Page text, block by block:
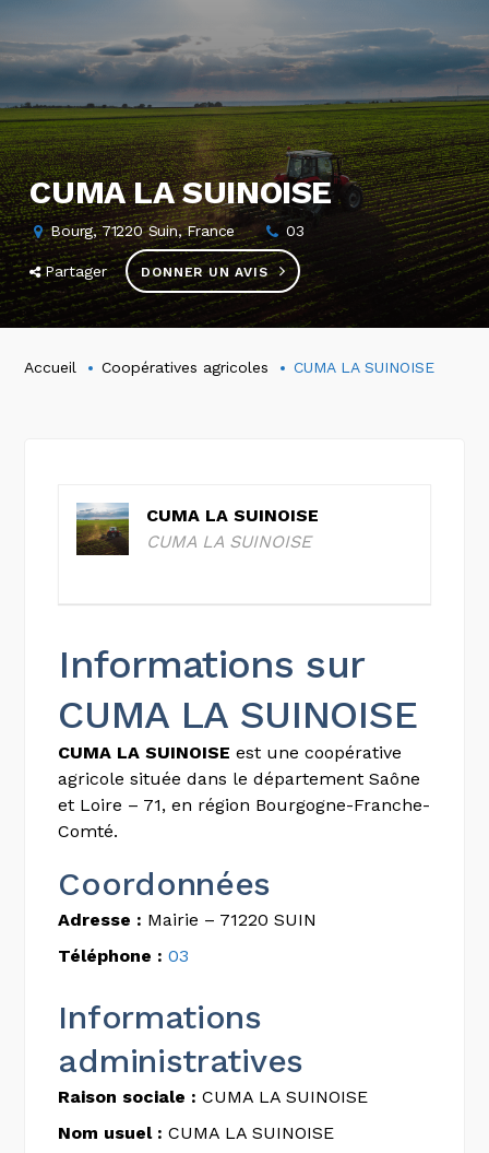
CUMA LA SUINOISE
Bourg, 71220 Suin, France 03
Partager DONNER UN AVIS
Accueil Coopératives agricoles CUMA LA SUINOISE
CUMA LA SUINOISE
CUMA LA SUINOISE
Informations sur
CUMA LA SUINOISE
CUMA LA SUINOISE est une coopérative
agricole située dans le département Saône
et Loire – 71, en région Bourgogne-Franche-
Comté.
Coordonnées
Adresse : Mairie – 71220 SUIN
Téléphone : 03
Informations
administratives
Raison sociale : CUMA LA SUINOISE
Nom usuel : CUMA LA SUINOISE